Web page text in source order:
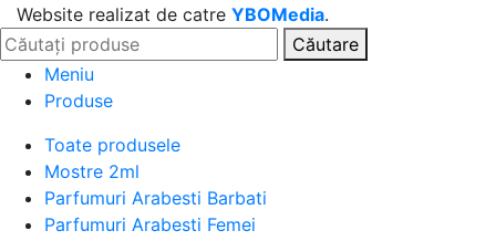
Website realizat de catre YBOMedia.
Căutare
Meniu
Produse
Toate produsele
Mostre 2ml
Parfumuri Arabesti Barbati
Parfumuri Arabesti Femei